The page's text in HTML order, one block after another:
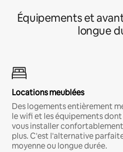
Équipements et
longue
Locations meublées
Des logements entièrement
le wifi et les équipements
vous installer
plus. C'est l'alternative
moyenne ou longue durée.